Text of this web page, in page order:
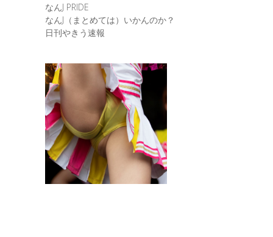
なんJ PRIDE
なんJ（まとめては）いかんのか？
日刊やきう速報